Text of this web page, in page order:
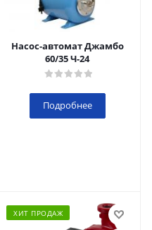
Насос-автомат Джамбо
60/35 Ч-24
Подробнее
ХИТ ПРОДАЖ